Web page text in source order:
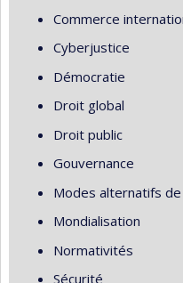
Commerce
Cyberjustice
Démocratie
Droit global
Droit public
Gouvernance
Modes alternatifs
Mondialisation
Normativités
Sécurité